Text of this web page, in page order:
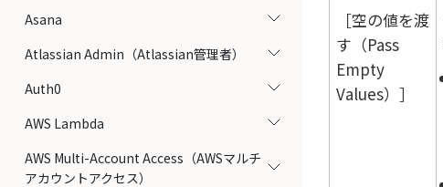
Asana
Atlassian Admin（Atlassian管理者）
Auth0
AWS Lambda
AWS Multi-Account Access（AWSマルチ
アカウントアクセス）
空の値を渡
す（Pass
Empty
Values）